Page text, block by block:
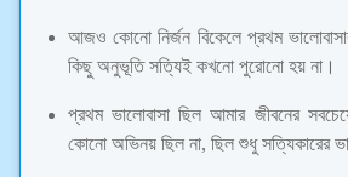
আজও কোনো নির্জন বিকেলে প্রথম
কিছু অনুভূতি সত্যিই কখনো পুরোনো হয় না।
প্রথম ভালোবাসা ছিল আমার জীবনের
কোনো অভিনয় ছিল না, ছিল শুধু সত্যিকারের